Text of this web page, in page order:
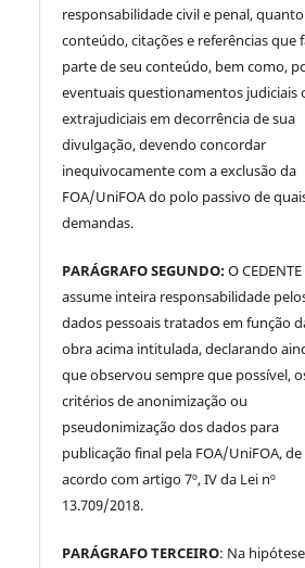
responsabilidade civil e penal,
conteúdo, citações e referências que
parte de seu conteúdo, bem como,
eventuais questionamentos judiciais
extrajudiciais em decorrência de sua
divulgação, devendo concordar
inequivocamente com a exclusão da
FOA/UniFOA do polo passivo de
demandas.
PARÁGRAFO SEGUNDO:O CEDENTE
assume inteira responsabilidade
dados pessoais tratados em função
obra acima intitulada, declarando
que observou sempre que possível,
critérios de anonimização ou
pseudonimização dos dados para
publicação final pela FOA/UniFOA, de
acordo com artigo 7º, IV da Lei nº
13.709/2018.
PARÁGRAFO TERCEIRO: Na